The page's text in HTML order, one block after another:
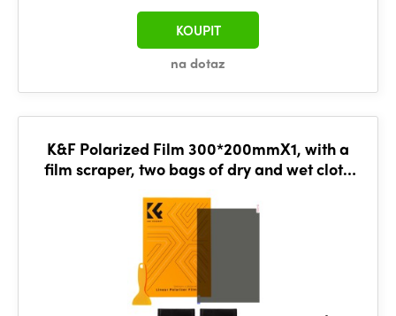
na dotaz
KOUPIT
K&F Polarized Film 300*200mmX1, with a
film scraper, two bags of dry and wet cloth